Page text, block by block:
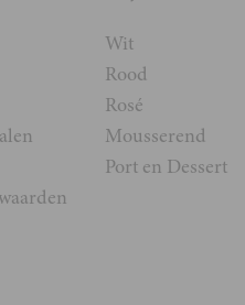
Wit
Rood
Rosé
Mousserend
Port en Dessert